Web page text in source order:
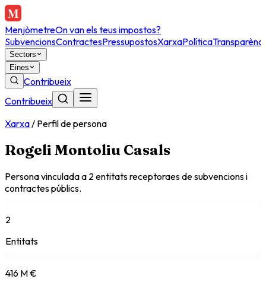
MenjòmetreOn van els teus impostos?
SubvencionsContractesPressupostosXarxaPolítica
Sectors
Eines
Contribueix
Contribueix
Xarxa/ Perfil de persona
Rogeli Montoliu Casals
Persona vinculada a 2 entitatsreceptoraesde subvencions i
contractes públics.
2
Entitats
416 M €